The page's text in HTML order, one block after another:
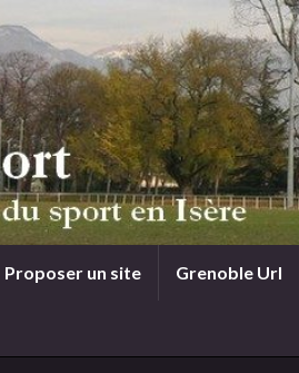
Proposer un site Grenoble Url